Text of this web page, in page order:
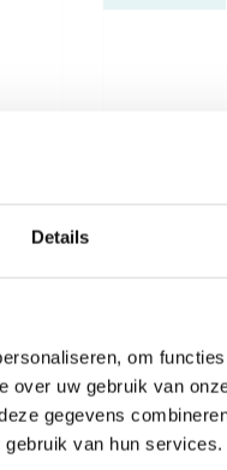
Details
om
over uw gebruik van
gegevens
van hun services.
Coach
Dit is
Ervaren,
naar de